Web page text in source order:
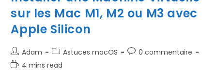
sur les Mac M1, M2 ou M3 avec
Apple Silicon
Auteur/autrice
de
Adam
Post
category:
Astuces macOS
Commentaires
0 commentaire
Temps4 mins read